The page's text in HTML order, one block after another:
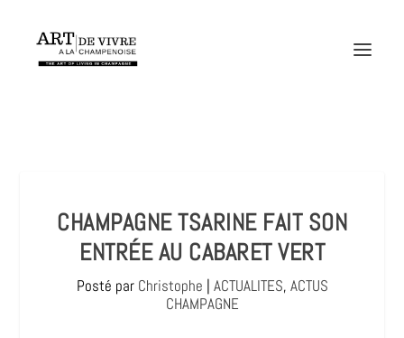
CHAMPAGNE TSARINE FAIT SON
ENTRÉE AU CABARET VERT
Posté par Christophe | ACTUALITES, ACTUS
CHAMPAGNE